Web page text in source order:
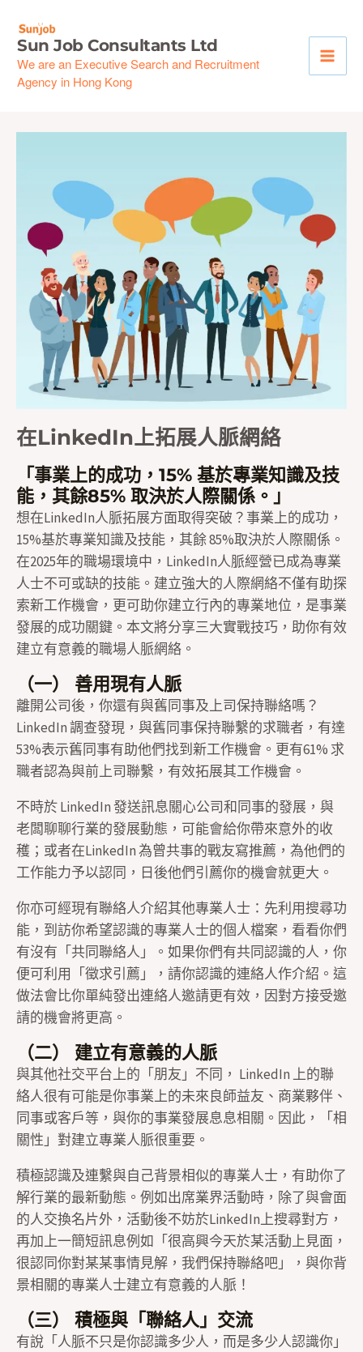
content
Sun Job Consultants Ltd
We are an Executive Search and Recruitment
Agency in Hong Kong
在LinkedIn上拓展人脈網絡
「事業上的成功，15% 基於專業知識及技
能，其餘85% 取決於人際關係。」
想在LinkedIn人脈拓展方面取得突破？事業上的成功，
15%基於專業知識及技能，其餘 85%取決於人際關係。
在2025年的職場環境中，LinkedIn人脈經營已成為專業
人士不可或缺的技能。建立強大的人際網絡不僅有助探
索新工作機會，更可助你建立行內的專業地位，是事業
發展的成功關鍵。本文將分享三大實戰技巧，助你有效
建立有意義的職場人脈網絡。
（一） 善用現有人脈
離開公司後，你還有與舊同事及上司保持聯絡嗎？
LinkedIn 調查發現，與舊同事保持聯繫的求職者，有達
53%表示舊同事有助他們找到新工作機會。更有61% 求
職者認為與前上司聯繫，有效拓展其工作機會。
不時於 LinkedIn 發送訊息關心公司和同事的發展，與
老闆聊聊行業的發展動態，可能會給你帶來意外的收
穫；或者在LinkedIn 為曾共事的戰友寫推薦，為他們的
工作能力予以認同，日後他們引薦你的機會就更大。
你亦可經現有聯絡人介紹其他專業人士：先利用搜尋功
能，到訪你希望認識的專業人士的個人檔案，看看你們
有沒有「共同聯絡人」。如果你們有共同認識的人，你
便可利用「徵求引薦」，請你認識的連絡人作介紹。這
做法會比你單純發出連絡人邀請更有效，因對方接受邀
請的機會將更高。
（二） 建立有意義的人脈
與其他社交平台上的「朋友」不同， LinkedIn 上的聯
絡人很有可能是你事業上的未來良師益友、商業夥伴、
同事或客戶等，與你的事業發展息息相關。因此，「相
關性」對建立專業人脈很重要。
積極認識及連繫與自己背景相似的專業人士，有助你了
解行業的最新動態。例如出席業界活動時，除了與會面
的人交換名片外，活動後不妨於LinkedIn上搜尋對方，
再加上一簡短訊息例如「很高興今天於某活動上見面，
很認同你對某某事情見解，我們保持聯絡吧」，與你背
景相關的專業人士建立有意義的人脈！
（三） 積極與「聯絡人」交流
有說「人脈不只是你認識多少人，而是多少人認識你」